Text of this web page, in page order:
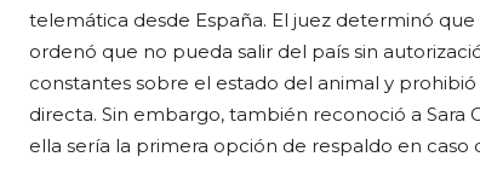
telemática desde España. El juez determinó
ordenó que no pueda salir del país sin
constantes sobre el estado del animal y
directa. Sin embargo, también reconoció a
ella sería la primera opción de respaldo en